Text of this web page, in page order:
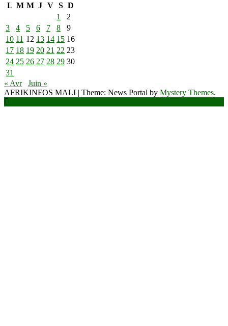
L M M J V S D
1
2
3
4 5 6 7 8
9
10 11 12 13 14 15 16
17 18 19 20 21 22 23
24 25 26 27 28 29 30
31
« Avr
Juin »
AFRIKINFOS MALI | Theme: News Portal by Mystery Themes.